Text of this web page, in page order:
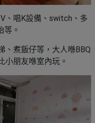
、唱K設備、switch、多
等。
、煮飯仔等，大人喺BBQ
小朋友喺室內玩。